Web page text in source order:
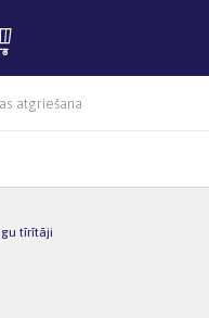
atgriešana
tīrītāji